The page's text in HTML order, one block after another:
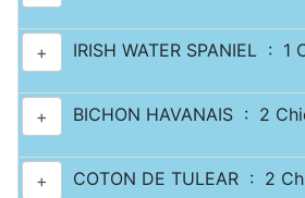
+ IRISH WATER SPANIEL : 1
+ BICHON HAVANAIS : 2
+ COTON DE TULEAR : 2